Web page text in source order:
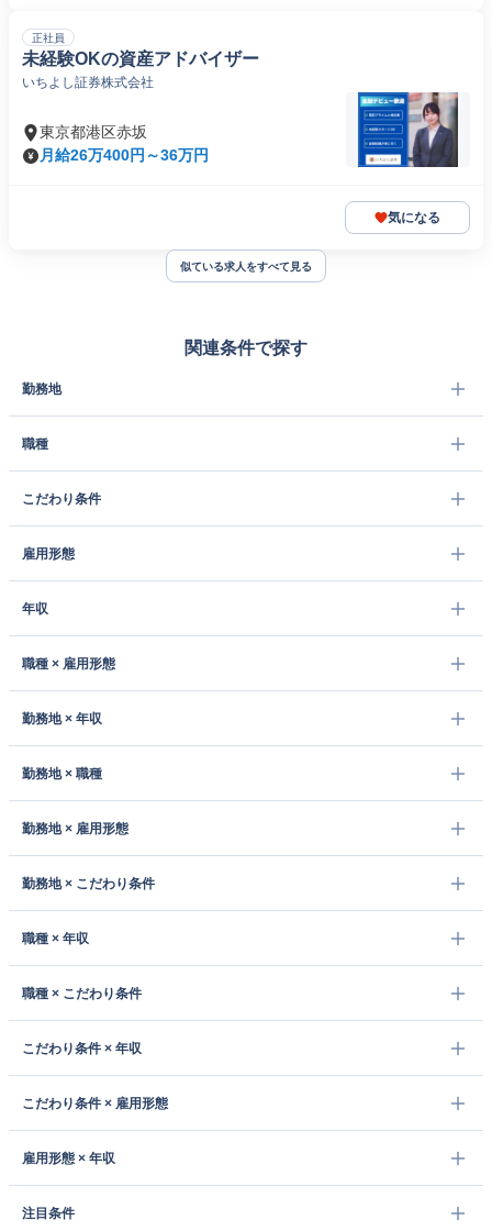
正社員
未経験OKの資産アドバイザー
いちよし証券株式会社
東京都港区赤坂
月給26万400円～36万円
気になる
似ている求人をすべて見る
関連条件で探す
勤務地
職種
こだわり条件
雇用形態
年収
職種 × 雇用形態
勤務地 × 年収
勤務地 × 職種
勤務地 × 雇用形態
勤務地 × こだわり条件
職種 × 年収
職種 × こだわり条件
こだわり条件 × 年収
こだわり条件 × 雇用形態
雇用形態 × 年収
注目条件